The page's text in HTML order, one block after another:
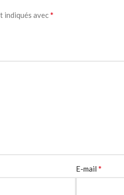
indiqués avec*
E-mail *